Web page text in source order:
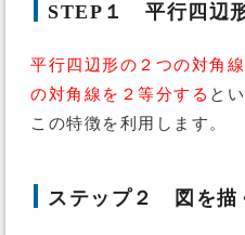
STEP１ 平行四辺
平行四辺形の２つの対角
の対角線を２等分する と
この特徴を利用します。
ステップ２ 図を描